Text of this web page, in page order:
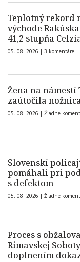
Teplotný rekord
východe
41,2 stupňa
05. 08. 2026 | 3 komentáre
Žena na
zaútočila
05. 08. 2026 | Žiadne
Slovenskí
pomáhali pri
s defektom
05. 08. 2026 | Žiadne
Proces s
Rimavskej
doplnením